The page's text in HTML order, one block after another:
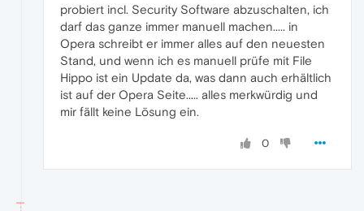
probiert incl. Security Software abzuschalten, ich
darf das ganze immer manuell machen..... in
Opera schreibt er immer alles auf den neuesten
Stand, und wenn ich es manuell prüfe mit File
Hippo ist ein Update da, was dann auch erhältlich
ist auf der Opera Seite..... alles merkwürdig und
mir fällt keine Lösung ein.
0